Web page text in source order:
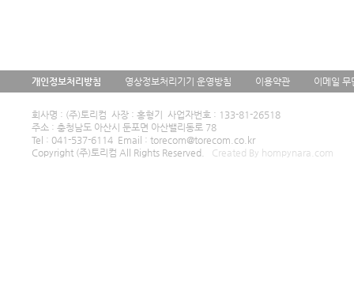
개인정보처리방침 영상정보처리기기 운영방침 이용약관 이메일 무
회사명 : (주)토리컴 사장 : 홍형기 사업자번호 : 133-81-26518
주소 : 충청남도 아산시 둔포면 아산밸리동로 78
Tel : 041-537-6114 Email : torecom@torecom.co.kr
Copyright (주)토리컴 All Rights Reserved. Created By hompynara.com